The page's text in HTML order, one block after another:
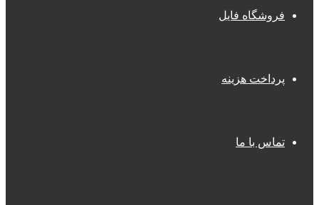
فروشگاه فایل
پرداخت هزینه
تماس با ما